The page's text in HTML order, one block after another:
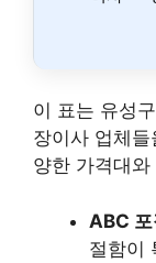
이 표는 유성
장이사 업체
양한 가격대
ABC
절함이